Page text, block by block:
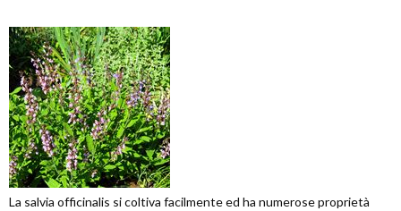
La salvia officinalis si coltiva facilmente ed ha numerose proprietà